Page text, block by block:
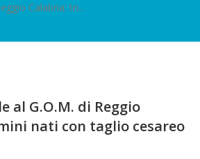
Calabria: tri...
al G.O.M. di Reggio
nati con taglio cesareo